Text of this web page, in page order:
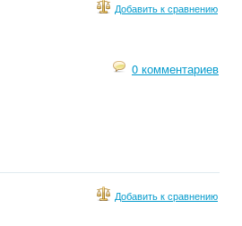
Добавить к сравнению
0 комментариев
Добавить к сравнению